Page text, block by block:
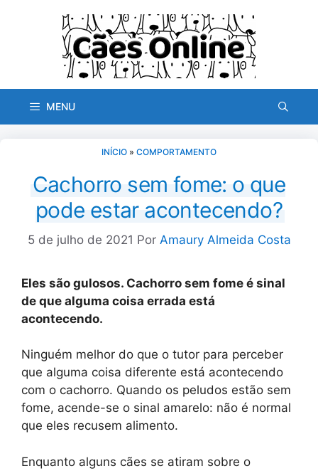
MENU
INÍCIO » COMPORTAMENTO
Cachorro sem fome: o que
pode estar acontecendo?
5 de julho de 2021 Por Amaury Almeida Costa
Eles são gulosos. Cachorro sem fome é sinal
de que alguma coisa errada está
acontecendo.
Ninguém melhor do que o tutor para perceber
que alguma coisa diferente está acontecendo
com o cachorro. Quando os peludos estão sem
fome, acende-se o sinal amarelo: não é normal
que eles recusem alimento.
Enquanto alguns cães se atiram sobre o